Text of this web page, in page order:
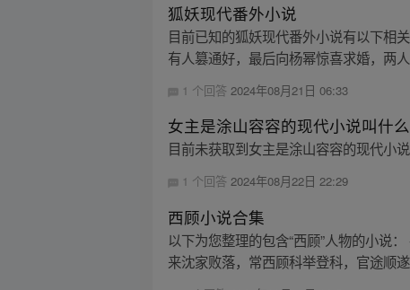
狐妖现代番外小说
目前已知的狐妖现代番外小说有以下相
有人篡通好，最后向杨幂惊喜求婚，两
1 个回答2024年08月21日 06:33
女主是涂山容容的现代小说叫什么
目前未获取到女主是涂山容容的现代小
1 个回答2024年08月22日 22:29
西顾小说合集
以下为您整理的包含“西顾”人物的小说
来沈家败落，常西顾科举登科，官途顺